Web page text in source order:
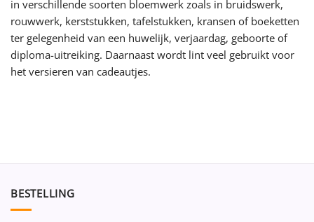
in verschillende soorten bloemwerk zoals in bruidswerk,
rouwwerk, kerststukken, tafelstukken, kransen of boeketten
ter gelegenheid van een huwelijk, verjaardag, geboorte of
diploma-uitreiking. Daarnaast wordt lint veel gebruikt voor
het versieren van cadeautjes.
BESTELLING